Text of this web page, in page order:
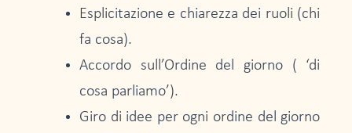
Esplicitazione e chiarezza dei ruoli (chi
fa cosa).
Accordo sull’Ordine del giorno ( ‘di
cosa parliamo’).
Giro di idee per ogni ordine del giorno